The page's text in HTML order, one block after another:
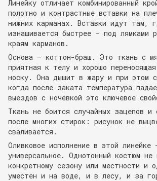
Линейку отличает комбинированный
полотно и контрастные вставки на
нижних карманах. Вставки идут там,
изнашивается быстрее — под лямками
краям карманов.
Основа — коттон-браш. Это ткань с
приятная к телу и хорошо
носку. Она дышит в жару и при этом
когда после заката температура
выездов с ночёвкой это ключевое
Ткань не боится случайных зацепов и
после многих стирок: рисунок не
сваливается.
Оливковое исполнение в этой линейке
универсальное. Однотонный костюм не
конкретному сезону или местности и
уместен и на воде, и в лесу, и за